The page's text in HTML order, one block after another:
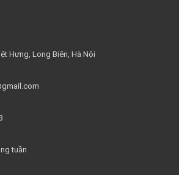
Hưng, Long Biên, Hà Nội
tuần